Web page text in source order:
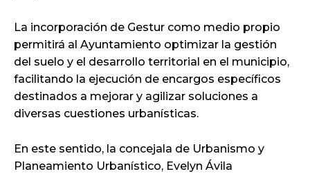
La incorporación de Gestur como medio propio
permitirá al Ayuntamiento optimizar la gestión
del suelo y el desarrollo territorial en el municipio,
facilitando la ejecución de encargos específicos
destinados a mejorar y agilizar soluciones a
diversas cuestiones urbanísticas.
En este sentido, la concejala de Urbanismo y
Planeamiento Urbanístico, Evelyn Ávila